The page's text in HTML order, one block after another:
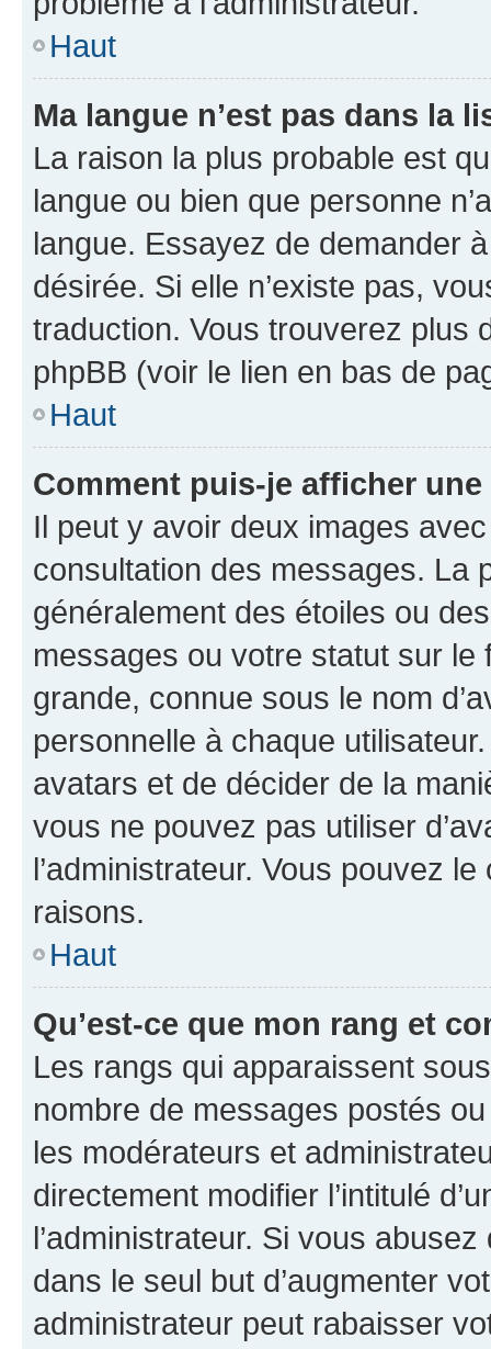
Haut
Ma langue n’est pas dans la
La raison la plus probable est
langue ou bien que personne
langue. Essayez de demander
désirée. Si elle n’existe pas,
traduction. Vous trouverez plus
phpBB (voir le lien en bas de
Haut
Comment puis-je afficher
Il peut y avoir deux images
consultation des messages. La
généralement des étoiles ou
messages ou votre statut sur
grande, connue sous le nom
personnelle à chaque utilisateur.
avatars et de décider de la
vous ne pouvez pas utiliser
l’administrateur. Vous pouvez
raisons.
Haut
Qu’est-ce que mon rang et
Les rangs qui apparaissent
nombre de messages postés
les modérateurs et
directement modifier l’intitulé
l’administrateur. Si vous
dans le seul but d’augmenter
administrateur peut rabaisser